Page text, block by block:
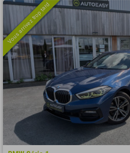
Vous arrivez trop tard